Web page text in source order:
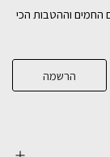
החמים וההטבות הכי